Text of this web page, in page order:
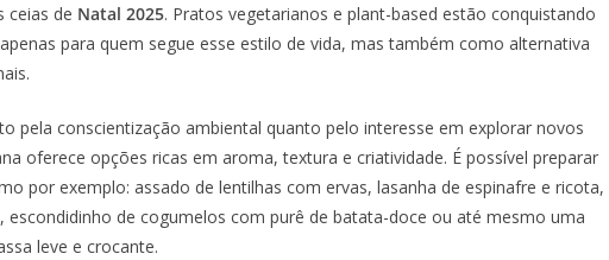
ceias de Natal 2025. Pratos vegetarianos e plant-based estão conquistando
para quem segue esse estilo de vida, mas também como alternativa
pela conscientização ambiental quanto pelo interesse em explorar novos
oferece opções ricas em aroma, textura e criatividade. É possível preparar
por exemplo: assado de lentilhas com ervas, lasanha de espinafre e ricota,
escondidinho de cogumelos com purê de batata-doce ou até mesmo uma
leve e crocante.